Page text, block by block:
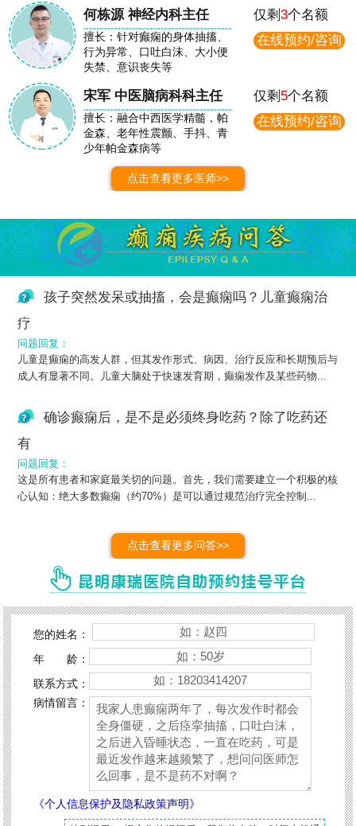
何栋源 神经内科主任
擅长：针对癫痫的身体抽搐、
行为异常、口吐白沫、大小便
失禁、意识丧失等
仅剩3个名额
在线预约/咨询
宋军 中医脑病科科主任
擅长：融合中西医学精髓，帕
金森、老年性震颤、手抖、青
少年帕金森病等
仅剩 5个名额
在线预约/咨询
点击查看更多医师>>
孩子突然发呆或抽搐，会是癫痫吗？儿童癫痫治
疗
问题回复：
儿童是癫痫的高发人群，但其发作形式、病因、治疗反应和长期预后与
成人有显著不同。儿童大脑处于快速发育期，癫痫发作及某些药物...
确诊癫痫后，是不是必须终身吃药？除了吃药还
有
问题回复：
这是所有患者和家庭最关切的问题。首先，我们需要建立一个积极的核
心认知：绝大多数癫痫（约70%）是可以通过规范治疗完全控制...
点击查看更多问答>>
您的姓名：
年 龄：
联系方式：
病情留言：
《个人信息保护及隐私政策声明》